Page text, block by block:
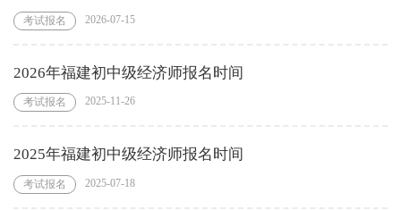
考试报名 2026-07-15
2026年福建初中级经济师报名时间
考试报名 2025-11-26
2025年福建初中级经济师报名时间
考试报名 2025-07-18